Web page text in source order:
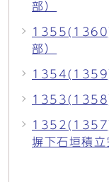
部）
部）
塀下石垣積立